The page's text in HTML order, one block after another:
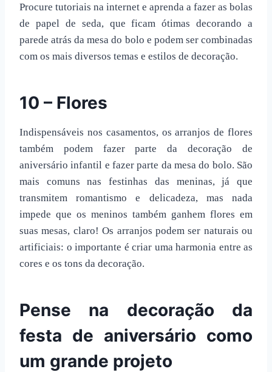
Procure tutoriais na internet e aprenda a fazer as bolas
de papel de seda, que ficam ótimas decorando a
parede atrás da mesa do bolo e podem ser combinadas
com os mais diversos temas e estilos de decoração.
10 – Flores
Indispensáveis nos casamentos, os arranjos de flores
também podem fazer parte da decoração de
aniversário infantil e fazer parte da mesa do bolo. São
mais comuns nas festinhas das meninas, já que
transmitem romantismo e delicadeza, mas nada
impede que os meninos também ganhem flores em
suas mesas, claro! Os arranjos podem ser naturais ou
artificiais: o importante é criar uma harmonia entre as
cores e os tons da decoração.
Pense na decoração da
festa de aniversário como
um grande projeto